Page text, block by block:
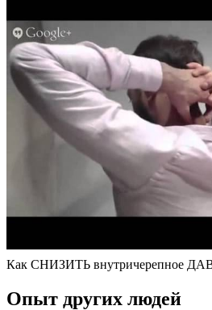
Как СНИЗИТЬ внутричерепное
Опыт других людей